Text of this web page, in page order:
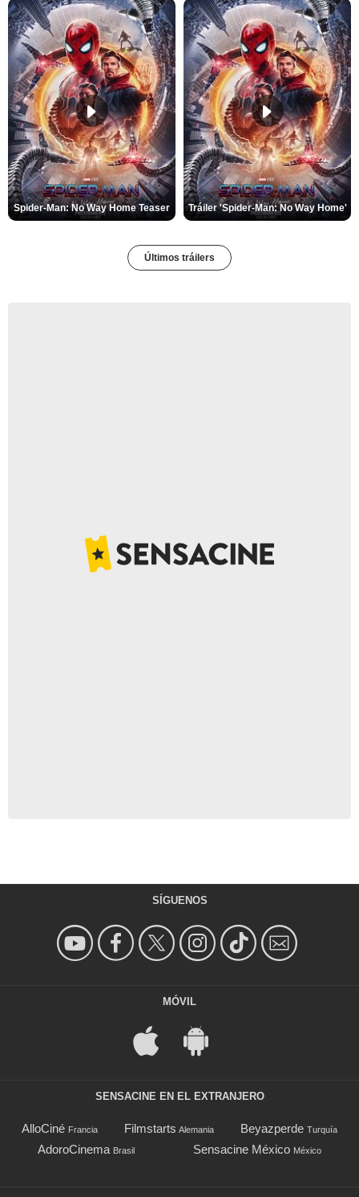
Spider-Man: No Way Home Teaser Tráiler 'Spider-Man: No Way Home'
Últimos tráilers
SÍGUENOS
MÓVIL
SENSACINE EN EL EXTRANJERO
AlloCiné Francia Filmstarts Alemania Beyazperde Turquía
AdoroCinema Brasil Sensacine México México